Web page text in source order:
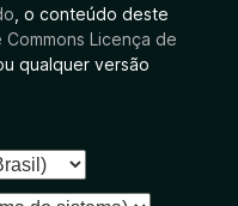
, o conteúdo deste
Commons Licença de
qualquer versão